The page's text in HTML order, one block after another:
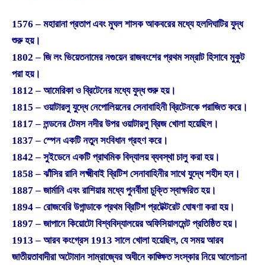
1576 – মহারানা প্রতাপ এবং মুঘল শাসক আকবরের মধ্যে হলদিঘাটির যুদ্ধ
শুরু হয়।
1802 – জি লং ভিয়েতনামের নগুয়েন রাজবংশের প্রথম সম্রাট হিসাবে মুকুট
পরা হয়।
1812 – আমেরিকা ও ব্রিটেনের মধ্যে যুদ্ধ শুরু হয়।
1815 – ওয়াটারলু যুদ্ধে নেপোলিয়নের সেনাবাহিনী ব্রিটেনকে পরাজিত করে।
1817 – লন্ডনের টেমস নদীর উপর ওয়াটারলু ব্রিজ খোলা হয়েছিল।
1837 – স্পেন একটি নতুন সংবিধান গ্রহণ করে।
1842 – সুইডেনে একটি প্রাথমিক বিদ্যালয় ব্যবস্থা চালু করা হয়।
1858 – ঝাঁসির রানি লক্ষ্মীবাই ব্রিটিশ সেনাবাহিনীর সাথে যুদ্ধে শহীদ হন।
1887 – জার্মানি এবং রাশিয়ার মধ্যে পুনর্বীমা চুক্তি স্বাক্ষরিত হয়।
1894 – রোজবেরি উগান্ডাকে প্রথম ব্রিটিশ প্রটেক্টরেট ঘোষণা করা হয়।
1897 – জাপানে কিয়োটো বিশ্ববিদ্যালয়ের অফিসিয়ালমেন্ট প্রতিষ্ঠিত হয়।
1913 – আরব কংগ্রেস 1913 সালে খোলা হয়েছিল, যে সময় আরব
জাতীয়তাবাদীরা অটোমান সাম্রাজ্যের অধীনে কাঙ্ক্ষিত সংস্কার নিয়ে আলোচনা